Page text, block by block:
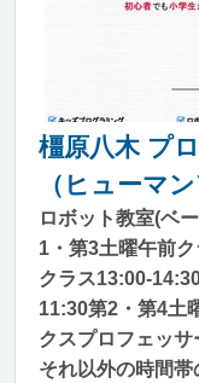
橿原八木 プ
（ヒューマ
ロボット教室(ベ
1・第3土曜午前
クラス13:00-
11:30第2・第4土
クスプロフェッサ
それ以外の時間帯